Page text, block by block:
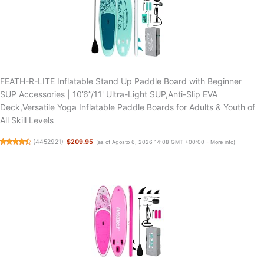
FEATH-R-LITE Inflatable Stand Up Paddle Board with Beginner
SUP Accessories | 10’6’’/11' Ultra-Light SUP,Anti-Slip EVA
Deck,Versatile Yoga Inflatable Paddle Boards for Adults & Youth of
All Skill Levels
(4452921) $209.95 (as of Agosto 6, 2026 14:08 GMT +00:00 - More info)